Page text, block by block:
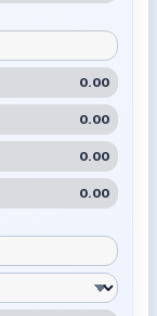
0.00
0.00
0.00
0.00